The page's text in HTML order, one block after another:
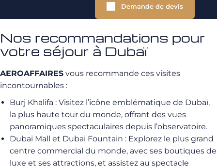
Demande de devis
Nos recommandations pour
votre séjour à Dubaï
AEROAFFAIRES vous recommande ces visites
incontournables :
Burj Khalifa : Visitez l’icône emblématique de Dubaï,
la plus haute tour du monde, offrant des vues
panoramiques spectaculaires depuis l’observatoire.
Dubai Mall et Dubai Fountain : Explorez le plus grand
centre commercial du monde, avec ses boutiques de
luxe et ses attractions, et assistez au spectacle